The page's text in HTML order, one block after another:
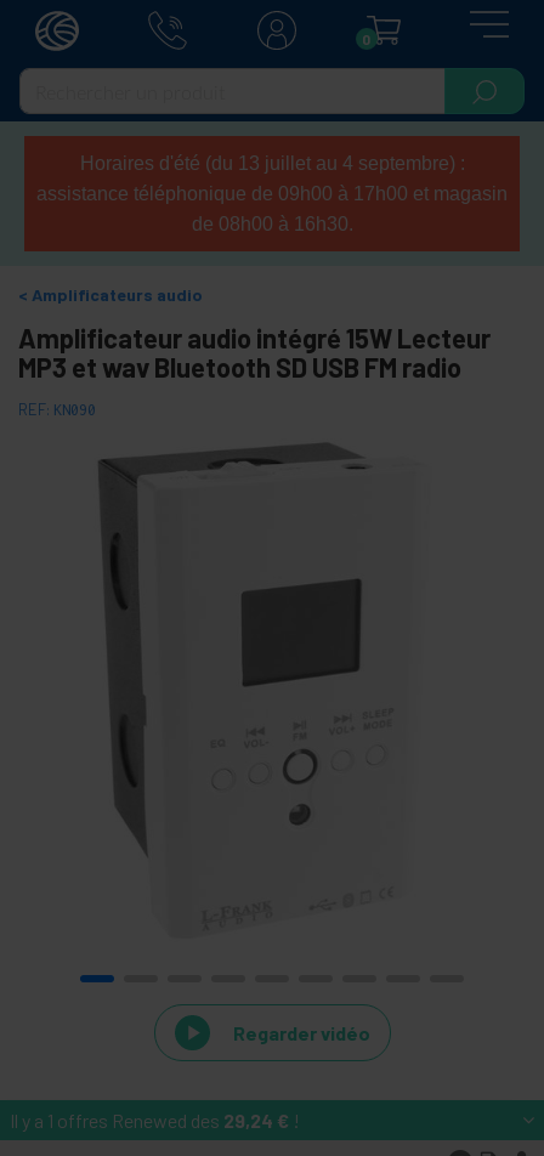
0
Horaires d'été (du 13 juillet au 4 septembre) :
assistance téléphonique de 09h00 à 17h00 et magasin
de 08h00 à 16h30.
Amplificateurs audio
Amplificateur audio intégré 15W Lecteur
MP3 et wav Bluetooth SD USB FM radio
REF: KN090
Regarder vidéo
Il y a 1 offres Renewed des 29,24 € !